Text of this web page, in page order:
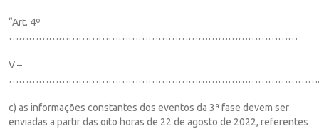
“Art. 4º
……………………………………………………………………………
V –
………………………………………………………………………………….
c) as informações constantes dos eventos da 3ª fase devem ser
enviadas a partir das oito horas de 22 de agosto de 2022, referentes